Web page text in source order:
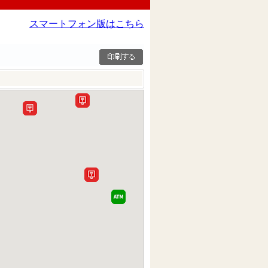
スマートフォン版はこちら